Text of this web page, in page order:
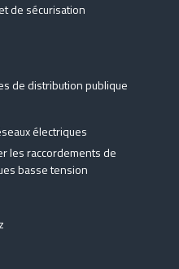
de sécurisation
de distribution publique
électriques
les raccordements de
basse tension